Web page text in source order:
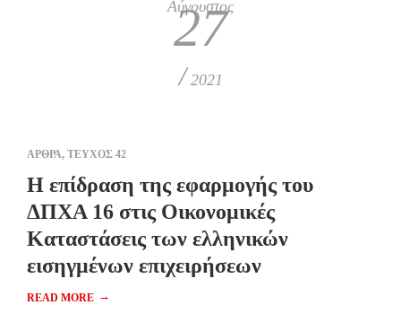
Αύγουστος
27
/ 2021
ΑΡΘΡΑ, ΤΕΥΧΟΣ 42
Η επίδραση της εφαρμογής του
ΔΠΧΑ 16 στις Οικονομικές
Καταστάσεις των ελληνικών
εισηγμένων επιχειρήσεων
READ MORE →